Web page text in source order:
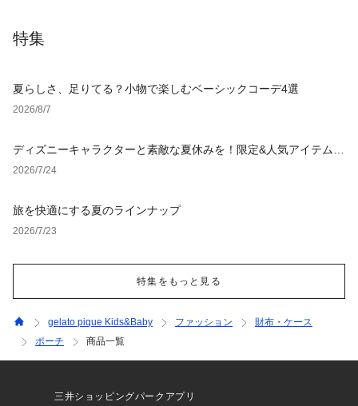
特集
夏らしさ、足りてる？小物で楽しむベーシックコーデ4選
2026/8/7
ディズニーキャラクターと素敵な夏休みを！限定&人気アイテム特
集
2026/7/24
旅を快適にする夏のラインナップ
2026/7/23
特集をもっと見る
gelato pique Kids&Baby ファッション
財布・ケース
ポーチ
商品一覧
三井ショッピングパークアプリ